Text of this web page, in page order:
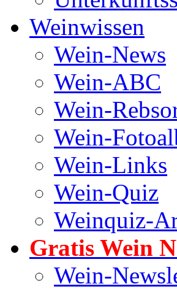
Weinwissen
Wein-News
Wein-ABC
Wein-
Wein-
Wein-Links
Wein-Quiz
Weinquiz-
Gratis Wein
Wein-